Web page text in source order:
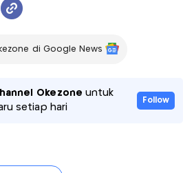
di Google News
Okezone untuk
setiap hari
Follow